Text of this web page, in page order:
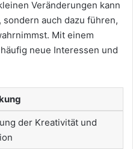
Veränderungen kann
auch dazu führen,
Mit einem
neue Interessen und
der Kreativität und